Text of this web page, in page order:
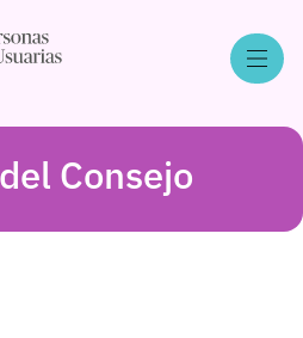
Consejo